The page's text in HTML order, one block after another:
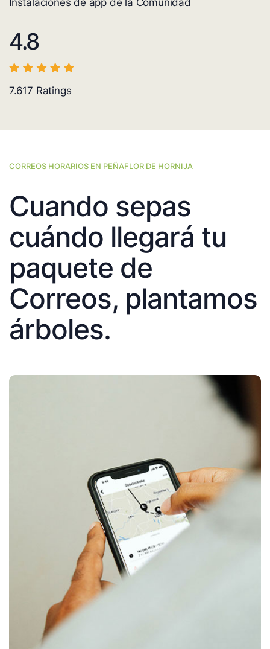
Instalaciones de app de la Comunidad
4.8
7.617 Ratings
CORREOS HORARIOS EN PEÑAFLOR DE HORNIJA
Cuando sepas
cuándo llegará tu
paquete de
Correos, plantamos
árboles.